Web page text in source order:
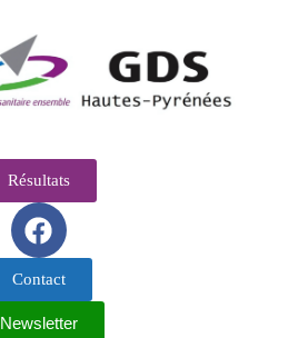
Résultats
Contact
Newsletter